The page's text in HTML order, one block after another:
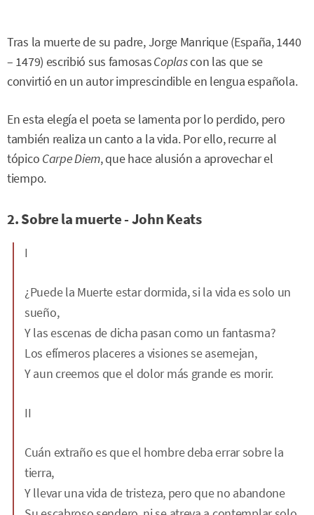
Tras la muerte de su padre, Jorge Manrique (España, 1440
– 1479) escribió sus famosasCoplascon las que se
convirtió en un autor imprescindible en lengua española.
En esta elegía el poeta se lamenta por lo perdido, pero
también realiza un canto a la vida. Por ello, recurre al
tópico Carpe Diem, que hace alusión a aprovechar el
tiempo.
2. Sobre la muerte - John Keats
I
¿Puede la Muerte estar dormida, si la vida es solo un
sueño,
Y las escenas de dicha pasan como un fantasma?
Los efímeros placeres a visiones se asemejan,
Y aun creemos que el dolor más grande es morir.
II
Cuán extraño es que el hombre deba errar sobre la
tierra,
Y llevar una vida de tristeza, pero que no abandone